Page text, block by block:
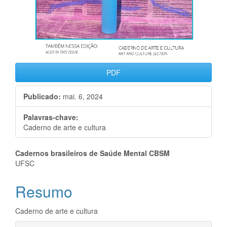
PDF
Publicado: mai. 6, 2024
Palavras-chave:
Caderno de arte e cultura
Conteúdo
artigo
principal
Cadernos brasileiros de Saúde Mental CBSM
UFSC
Resumo
Caderno de arte e cultura